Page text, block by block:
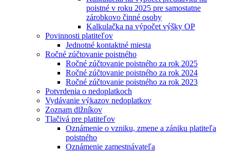
poistné v roku 2025 pre samostatne
zárobkovo činné osoby
Kalkulačka na výpočet výšky OP
Povinnosti platiteľov
Jednotné kontaktné miesta
Ročné zúčtovanie poistného
Ročné zúčtovanie poistného za rok 2025
Ročné zúčtovanie poistného za rok 2024
Ročné zúčtovanie poistného za rok 2023
Potvrdenia o nedoplatkoch
Vydávanie výkazov nedoplatkov
Zoznam dlžníkov
Tlačivá pre platiteľov
Oznámenie o vzniku, zmene a zániku platiteľa
poistného
Oznámenie zamestnávateľa